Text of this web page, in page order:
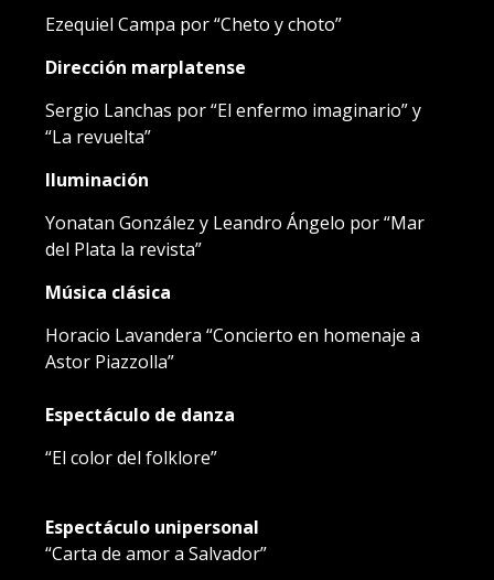
Ezequiel Campa por “Cheto y choto”
Dirección marplatense
Sergio Lanchas por “El enfermo imaginario” y
“La revuelta”
IIuminación
Yonatan González y Leandro Ángelo por “Mar
del Plata la revista”
Música clásica
Horacio Lavandera “Concierto en homenaje a
Astor Piazzolla”
Espectáculo de danza
“El color del folklore”
Espectáculo unipersonal
“Carta de amor a Salvador”